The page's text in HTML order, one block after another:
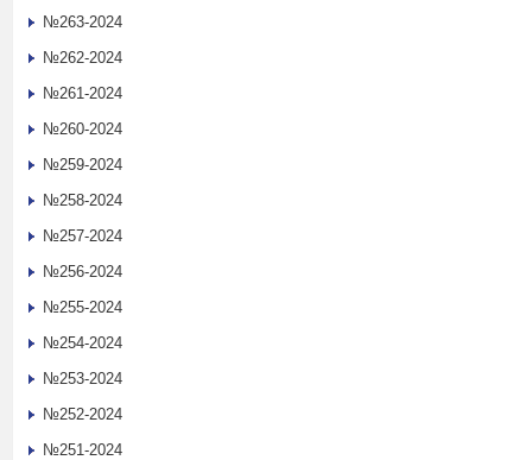
№263-2024
№262-2024
№261-2024
№260-2024
№259-2024
№258-2024
№257-2024
№256-2024
№255-2024
№254-2024
№253-2024
№252-2024
№251-2024